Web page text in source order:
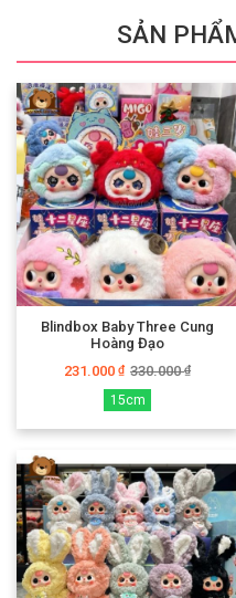
SẢN
Blindbox Baby Three Cung
Hoàng Đạo
231.000₫ 330.000₫
15cm